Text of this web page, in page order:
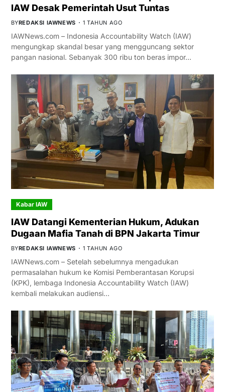
IAW Desak Pemerintah Usut Tuntas
BYREDAKSI IAWNEWS 1 TAHUN AGO
IAWNews.com – Indonesia Accountability Watch (IAW)
mengungkap skandal besar yang mengguncang sektor
pangan nasional. Sebanyak 300 ribu ton beras impor…
Kabar IAW
IAW Datangi Kementerian Hukum, Adukan
Dugaan Mafia Tanah di BPN Jakarta Timur
BYREDAKSI IAWNEWS 1 TAHUN AGO
IAWNews.com – Setelah sebelumnya mengadukan
permasalahan hukum ke Komisi Pemberantasan Korupsi
(KPK), lembaga Indonesia Accountability Watch (IAW)
kembali melakukan audiensi…